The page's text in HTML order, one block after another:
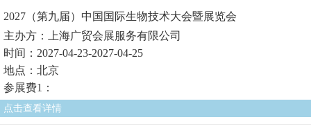
2027（第九届）中国国际生物技术大会暨展览会
主办方：上海广贸会展服务有限公司
时间：2027-04-23-2027-04-25
地点：北京
参展费1：
点击查看详情